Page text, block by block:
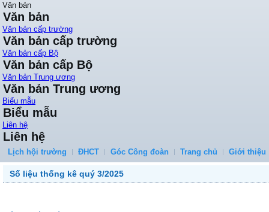
Văn bản
Văn bản
Văn bản cấp trường
Văn bản cấp trường
Văn bản cấp Bộ
Văn bản cấp Bộ
Văn bản Trung ương
Văn bản Trung ương
Biểu mẫu
Biểu mẫu
Liên hệ
Liên hệ
Lịch hội trường ĐHCT Góc Công đoàn Trang chủ Giới thiệu
Số liệu thống kê quý 3/2025